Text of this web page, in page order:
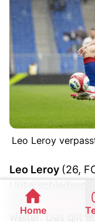
Leo Leroy
Leo Leroy (26,
demFC Basel
weiter. Das gilt
Home